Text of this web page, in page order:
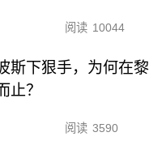
阅读 10044
斯下狠手，为何在黎
止？
阅读 3590